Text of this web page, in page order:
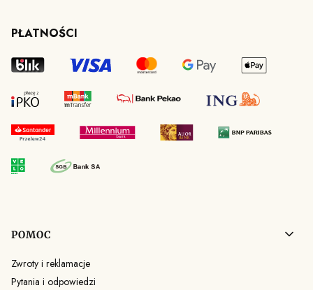
PŁATNOŚCI
Linki w stopce
POMOC
Zwroty i reklamacje
Pytania i odpowiedzi